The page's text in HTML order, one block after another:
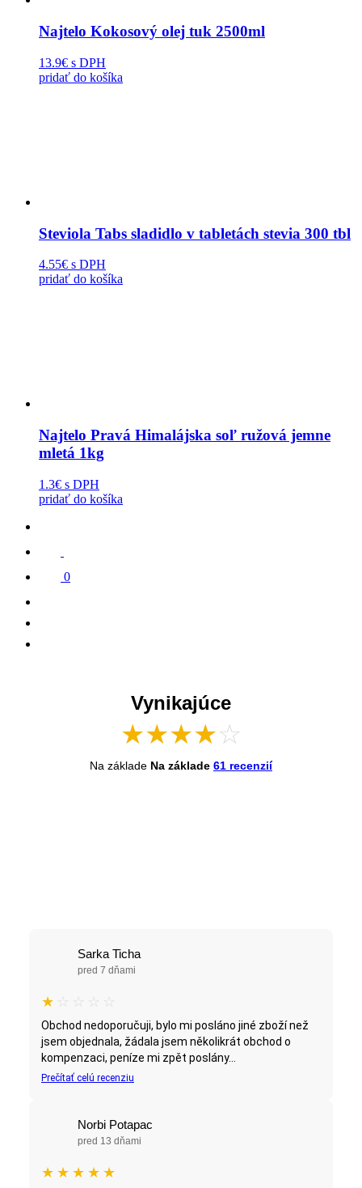
Najtelo Kokosový olej tuk 2500ml
13.9€ s DPH
pridať do košíka
Steviola Tabs sladidlo v tabletách stevia 300 tbl
4.55€ s DPH
pridať do košíka
Najtelo Pravá Himalájska soľ ružová jemne
mletá 1kg
1.3€ s DPH
pridať do košíka
0
Vynikajúce
★★★★☆
Na základe Na základe 61 recenzií
Sarka Ticha
pred 7 dňami
★ ☆ ☆ ☆ ☆
Obchod nedoporučuji, bylo mi posláno jiné zboží než
jsem objednala, žádala jsem několikrát obchod o
kompenzaci, peníze mi zpět poslány...
Prečítať celú recenziu
Norbi Potapac
pred 13 dňami
★ ★ ★ ★ ★